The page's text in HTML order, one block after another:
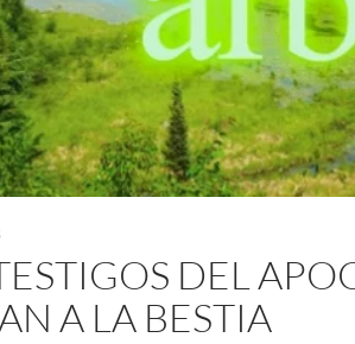
DEL
A LA BESTIA